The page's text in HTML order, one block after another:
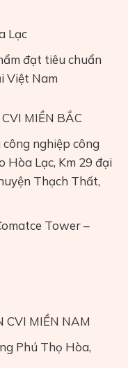
Lạc
đạt tiêu chuẩn
Việt Nam
MIỀN BẮC
nghiệp công
Hòa Lạc, Km 29 đại
Thạch Thất,
Tower –
CVI MIỀN NAM
Phú Thọ Hòa,